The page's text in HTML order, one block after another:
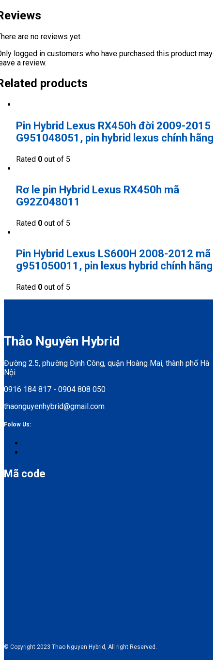
are no reviews yet.
logged in customers who have purchased this product may
a review.
products
Pin Hybrid Lexus RX450h đời 2009-2015
G951048051, pin hybrid lexus chính hãng
Rated 0 out of 5
Rơ le pin Hybrid Lexus RX450h mã
G92Z048011
Rated 0 out of 5
Pin Hybrid Lexus LS600H 2008-2012 mã
g951050011, pin lexus hybrid chính hãng
Rated 0 out of 5
Thảo Nguyên Hybrid
Đường 2.5, phường Định Công, quận Hoàng Mai, thành phố Hà
Nội
0916 184 817 - 0904 808 050
thaonguyenhybrid@gmail.com
Folow Us:
Mã code
© Copyright 2023 Thao Nguyen Hybrid, All right Reserved.